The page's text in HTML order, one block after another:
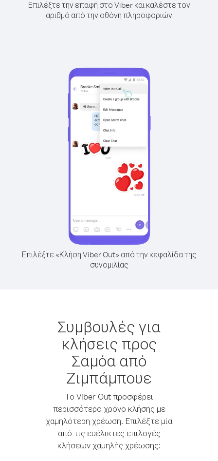
Επιλέξτε την επαφή στο Viber και καλέστε τον
αριθμό από την οθόνη πληροφοριών
Επιλέξτε «Κλήση Viber Out» από την κεφαλίδα της
συνομιλίας
Συμβουλές για
κλήσεις προς
Σαμόα από
Ζιμπάμπουε
Το Viber Out προσφέρει
περισσότερο χρόνο κλήσης με
χαμηλότερη χρέωση. Επιλέξτε μία
από τις ευέλικτες επιλογές
κλήσεων χαμηλής χρέωσης: